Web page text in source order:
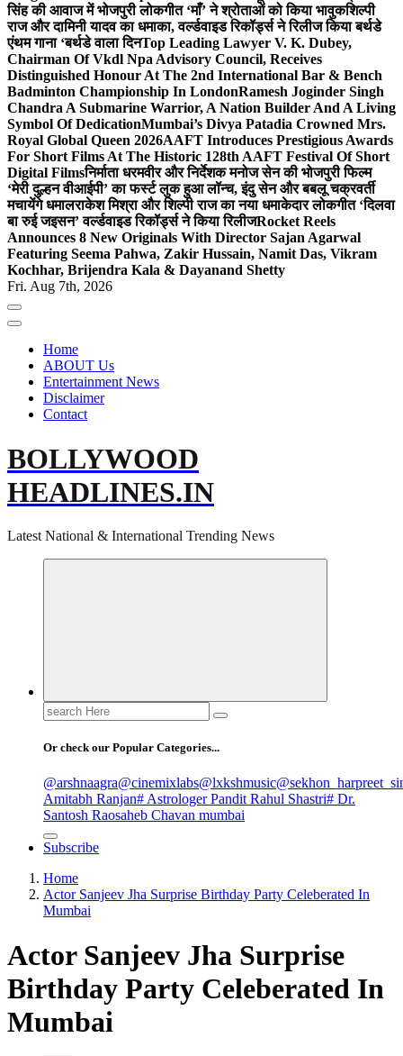
सिंह की आवाज में भोजपुरी लोकगीत ‘माँ’ ने श्रोताओं को किया भावुकशिल्पी
राज और दामिनी यादव का धमाका, वर्ल्डवाइड रिकॉर्ड्स ने रिलीज किया बर्थडे
एंथम गाना ‘बर्थडे वाला दिनTop Leading Lawyer V. K. Dubey,
Chairman Of Vkdl Npa Advisory Council, Receives
Distinguished Honour At The 2nd International Bar & Bench
Badminton Championship In LondonRamesh Joginder Singh
Chandra A Submarine Warrior, A Nation Builder And A Living
Symbol Of DedicationMumbai’s Divya Patadia Crowned Mrs.
Royal Global Queen 2026AAFT Introduces Prestigious Awards
For Short Films At The Historic 128th AAFT Festival Of Short
Digital Filmsनिर्माता धरमवीर और निर्देशक मनोज सेन की भोजपुरी फिल्म
‘मेरी दुल्हन वीआईपी’ का फर्स्ट लुक हुआ लॉन्च, इंदु सेन और बबलू चक्रवर्ती
मचायेंगे धमालराकेश मिश्रा और शिल्पी राज का नया धमाकेदार लोकगीत ‘दिलवा
बा रुई जइसन’ वर्ल्डवाइड रिकॉर्ड्स ने किया रिलीजRocket Reels
Announces 8 New Originals With Director Sajan Agarwal
Featuring Seema Pahwa, Zakir Hussain, Namit Das, Vikram
Kochhar, Brijendra Kala & Dayanand Shetty
Fri. Aug 7th, 2026
Home
ABOUT Us
Entertainment News
Disclaimer
Contact
BOLLYWOOD
HEADLINES.IN
Latest National & International Trending News
Search
for:
Or check our Popular Categories...
@arshnaagra@cinemixlabs@lxkshmusic
Amitabh Ranjan# Astrologer Pandit Rahul Shastri# Dr.
Santosh Raosaheb Chavan mumbai
Subscribe
Home
Actor Sanjeev Jha Surprise Birthday Party Celeberated In
Mumbai
Actor Sanjeev Jha Surprise
Birthday Party Celeberated In
Mumbai